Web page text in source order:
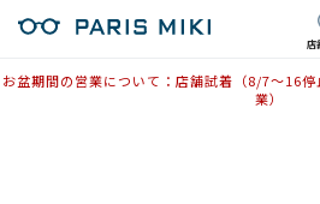
店
お盆期間の営業について：店舗試着（8/7〜16
業）